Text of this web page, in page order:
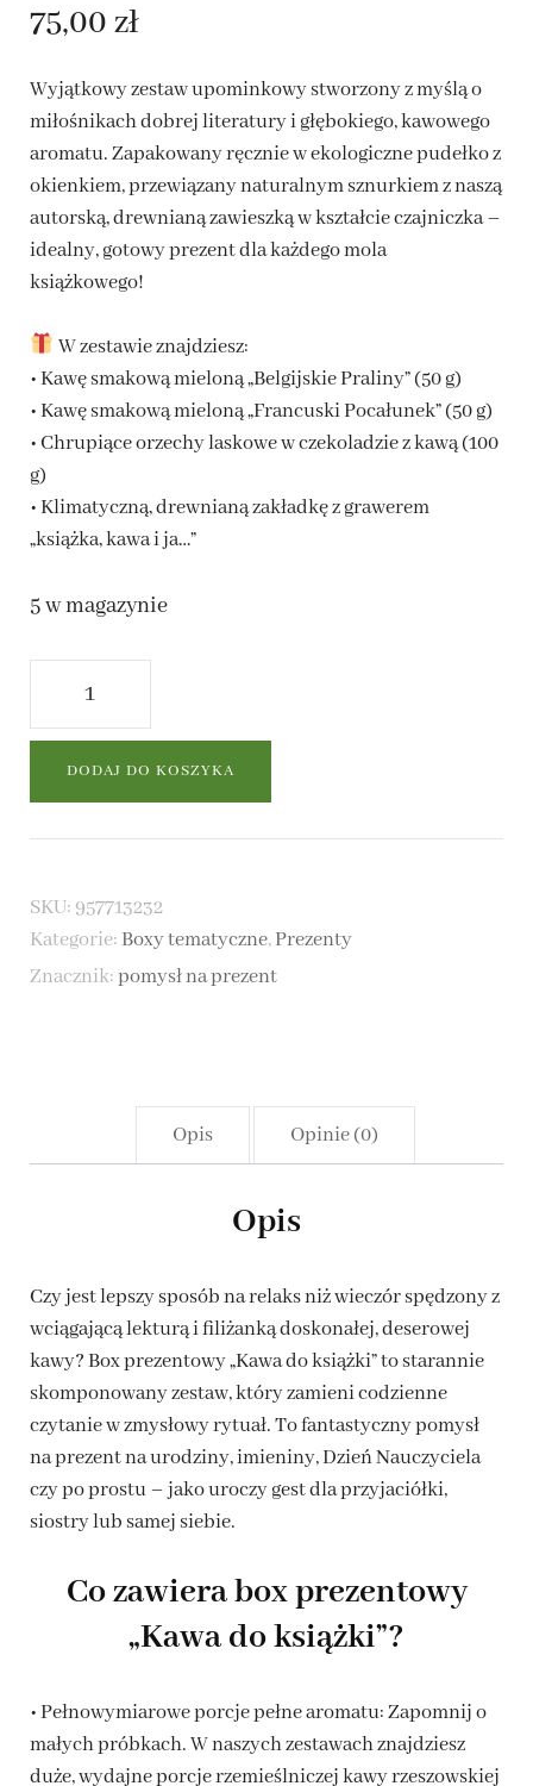
75,00 zł
Wyjątkowy zestaw upominkowy stworzony z myślą o
miłośnikach dobrej literatury i głębokiego, kawowego
aromatu. Zapakowany ręcznie w ekologiczne pudełko z
okienkiem, przewiązany naturalnym sznurkiem z naszą
autorską, drewnianą zawieszką w kształcie czajniczka –
idealny, gotowy prezent dla każdego mola
książkowego!
W zestawie znajdziesz:
• Kawę smakową mieloną „Belgijskie Praliny” (50 g)
• Kawę smakową mieloną „Francuski Pocałunek” (50 g)
• Chrupiące orzechy laskowe w czekoladzie z kawą (100
g)
• Klimatyczną, drewnianą zakładkę z grawerem
„książka, kawa i ja…”
5 w magazynie
Kawa
box
prezentowy
DODAJ DO KOSZYKA
SKU: 957713232
Kategorie: Boxy tematyczne,Prezenty
Znacznik:pomysł na prezent
Opis Opinie (0)
Opis
Czy jest lepszy sposób na relaks niż wieczór spędzony z
wciągającą lekturą i filiżanką doskonałej, deserowej
kawy? Box prezentowy „Kawa do książki” to starannie
skomponowany zestaw, który zamieni codzienne
czytanie w zmysłowy rytuał. To fantastyczny pomysł
na prezent na urodziny, imieniny, Dzień Nauczyciela
czy po prostu – jako uroczy gest dla przyjaciółki,
siostry lub samej siebie.
Co zawiera box prezentowy
„Kawa do książki”?
• Pełnowymiarowe porcje pełne aromatu: Zapomnij o
małych próbkach. W naszych zestawach znajdziesz
duże, wydajne porcje rzemieślniczej kawy rzeszowskiej